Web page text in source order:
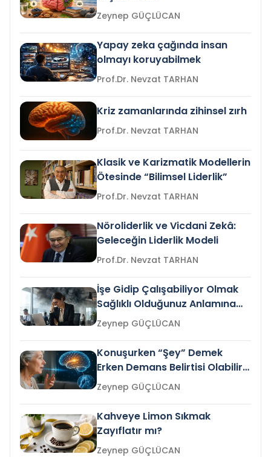
Zeynep GÜÇLÜCAN
Yapay zeka çağında insan
olmayı koruyabilmek
Prof.Dr. Nevzat TARHAN
Kriz zamanlarında zihinsel zırh
Prof.Dr. Nevzat TARHAN
Klasik ve Karizmatik Modellerin
Ötesinde “Bilimsel Liderlik”
Prof.Dr. Nevzat TARHAN
Nöroliderlik ve Vicdani Zekâ:
Geleceğin Liderlik Modeli
Prof.Dr. Nevzat TARHAN
İşe Gidip Çalışabiliyor Olmak
Sağlıklı Olduğunuz Anlamına
Gelir mi?Zeynep GÜÇLÜCAN
Konuşurken “Şey” Demek
Erken Demans Belirtisi Olabilir
mi?
Zeynep GÜÇLÜCAN
Kahveye Limon Sıkmak
Zayıflatır mı?
Zeynep GÜÇLÜCAN